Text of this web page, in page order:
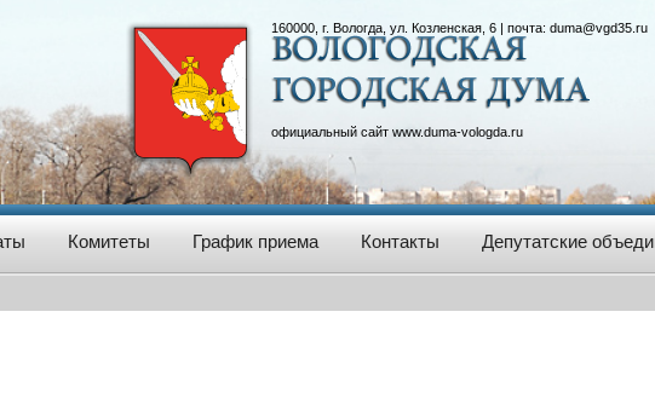
160000, г. Вологда, ул. Козленская, 6 | почта: duma@vgd35.ru
официальный сайт www.duma-vologda.ru
Комитеты График приема Контакты Депутатские